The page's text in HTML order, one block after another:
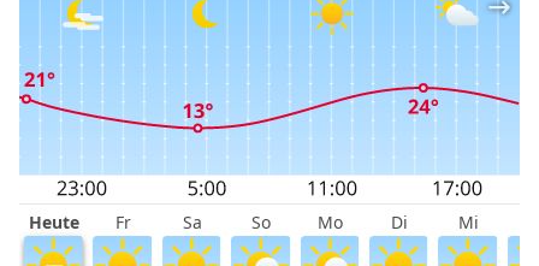
Heute Fr Sa So Mo Di Mi